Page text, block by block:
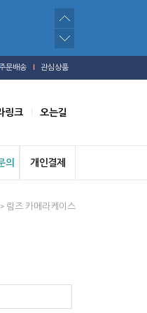
문배송 관심상품
링크 오는길
의 개인결제
> 림즈 카메라케이스